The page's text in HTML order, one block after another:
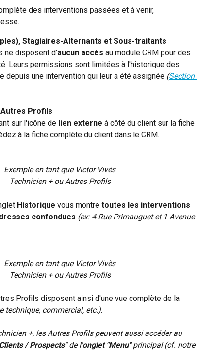
des interventions passées et à venir,
Stagiaires-Alternants et Sous-traitants
ne disposent d'aucun accès au module CRM pour des
Leurs permissions sont limitées à l'historique des
depuis une intervention qui leur a été assignée (Section
Profils
sur l'icône de lien externe à côté du client sur la fiche
à la fiche complète du client dans le CRM.
Exemple en tant que Victor Vivès
Technicien + ou Autres Profils
Historique vous montre toutes les interventions
confondues (ex: 4 Rue Primauguet et 1 Avenue
Exemple en tant que Victor Vivès
Technicien + ou Autres Profils
Profils disposent ainsi d'une vue complète de la
technique, commercial, etc.).
+, les Autres Profils peuvent aussi accéder au
/ Prospects" de l'onglet "Menu" principal (cf. notre